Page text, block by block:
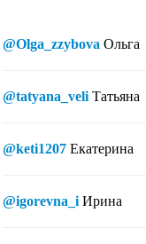
@Olga_zzybova Ольга
@tatyana_veli Татьяна
@keti1207 Екатерина
@igorevna_i Ирина